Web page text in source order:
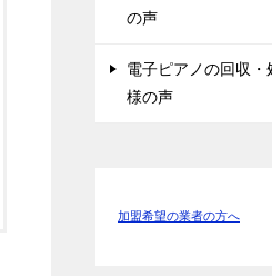
の声
電子ピアノの回収
様の声
加盟希望の業者の方へ